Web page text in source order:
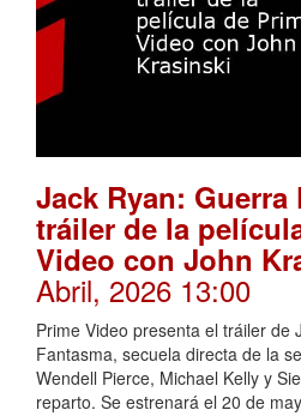
Jack Ryan:
tráiler de la
Video con John
Abril, 2026 13:00
Prime Video presenta el tráiler de
Fantasma, secuela directa de la
Wendell Pierce, Michael Kelly y
reparto. Se estrenará el 20 de